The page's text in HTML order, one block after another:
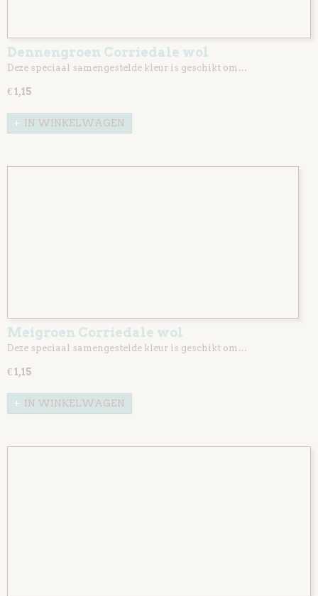
Dennengroen Corriedale wol
Deze speciaal samengestelde kleur is geschikt om…
€ 1,15
IN WINKELWAGEN
Meigroen Corriedale wol
Deze speciaal samengestelde kleur is geschikt om…
€ 1,15
IN WINKELWAGEN